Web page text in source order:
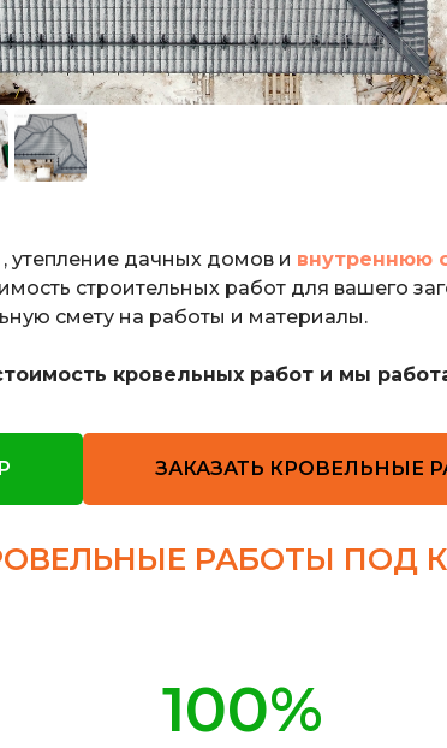
, утепление дачных домов и внутреннюю
строительных работ для вашего
смету на работы и материалы.
кровельных работ и мы
ЗАКАЗАТЬ КРОВЕЛЬНЫЕ
РАБОТЫ ПОД
100%